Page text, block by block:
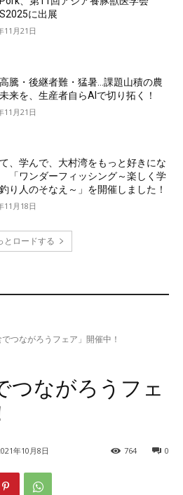
に出展
11月21日
騰・後継者難・猛暑…課題山積の農
来を、生産者自らAIで切り拓く！
11月21日
、学んで、大村湾をもっと好きにな
「ワンダーフィッシング～楽しく学
り人のそなえ～」を開催しました！
11月18日
とロードする